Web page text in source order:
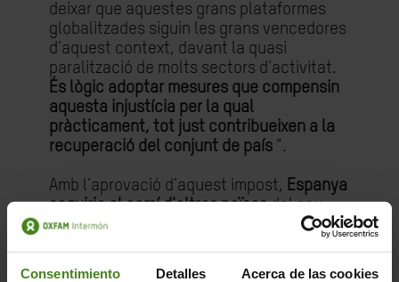
Consentimiento Detalles Acerca de las cookies
deixar que aquestes grans plataformes
globalitzades siguin les grans vencedores
d'aquest context, davant la quasi
paralització de molts sectors d'activitat.
És lògic adoptar mesures que compensin
aquesta injustícia per la qual
pràcticament, tot just contribueixen a la
recuperació del conjunt de país ".
Amb l'aprovació d'aquest impost, Espanya
seguiria el camí d'altres païsosdel seu
entorn, com França o el Regne Unit, que